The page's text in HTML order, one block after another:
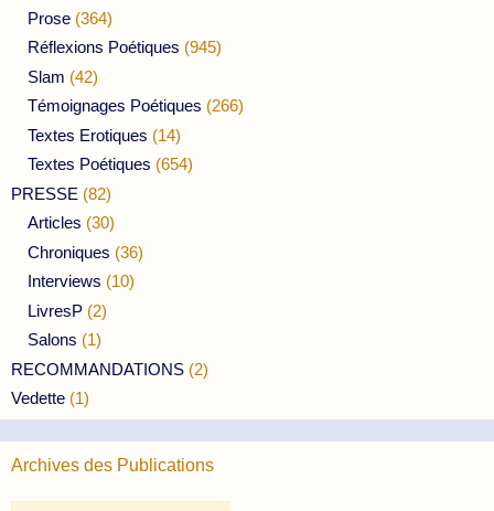
Prose (364)
Réflexions Poétiques (945)
Slam (42)
Témoignages Poétiques (266)
Textes Erotiques (14)
Textes Poétiques (654)
PRESSE (82)
Articles (30)
Chroniques (36)
Interviews (10)
LivresP (2)
Salons (1)
RECOMMANDATIONS (2)
Vedette (1)
Archives des Publications